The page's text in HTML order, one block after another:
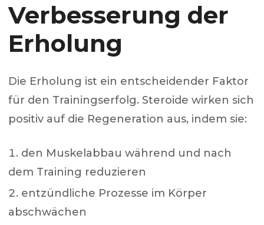
Verbesserung der
Erholung
Die Erholung ist ein entscheidender Faktor
für den Trainingserfolg. Steroide wirken sich
positiv auf die Regeneration aus, indem sie:
den Muskelabbau während und nach
dem Training reduzieren
entzündliche Prozesse im Körper
abschwächen